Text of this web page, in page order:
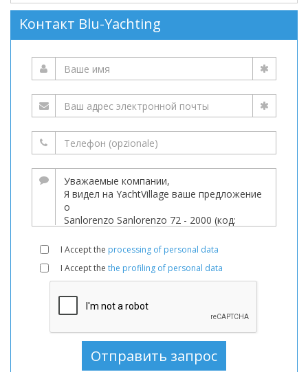
Kонтакт Blu-Yachting
I Accept the processing of personal data
I Accept the the profiling of personal data